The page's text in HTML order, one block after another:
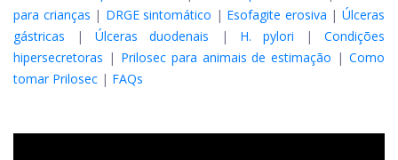
para crianças | DRGE sintomático | Esofagite erosiva |Úlceras
gástricas |Úlceras duodenais | H. pylori | Condições
hipersecretoras | Prilosec para animais de estimação | Como
tomar Prilosec | FAQs